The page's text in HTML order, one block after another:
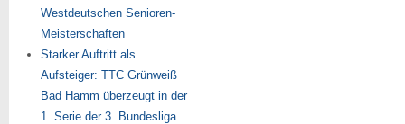
Westdeutschen Senioren-
Meisterschaften
Starker Auftritt als
Aufsteiger: TTC Grünweiß
Bad Hamm überzeugt in der
1. Serie der 3. Bundesliga